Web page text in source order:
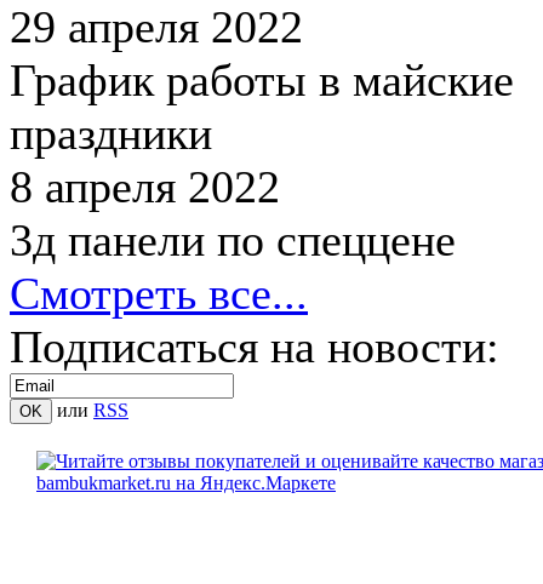
29 апреля 2022
График работы в майские
праздники
8 апреля 2022
3д панели по спеццене
Смотреть все...
Подписаться на новости:
или RSS